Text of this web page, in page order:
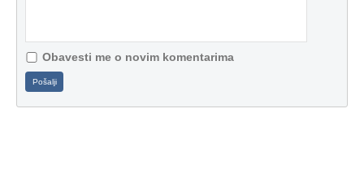
Obavesti me o novim komentarima
Pošalji